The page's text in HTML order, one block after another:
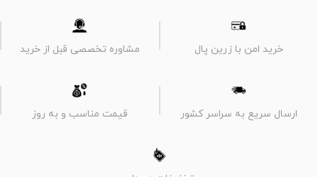
خرید امن با زرین پال مشاوره تخصصی قبل از خرید
ارسال سریع به سراسر کشور قیمت مناسب و به روز